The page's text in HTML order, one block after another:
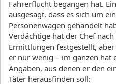
Fahrerflucht begangen hat.
ausgesagt, dass es sich um
Personenwagen gehandelt
Verdächtige hat der Chef
Ermittlungen festgestellt,
er nur wenig – im ganzen hat
Angaben, aus denen er den
Täter herausfinden soll: